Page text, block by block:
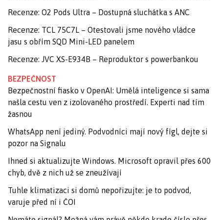
Recenze: O2 Pods Ultra – Dostupná sluchátka s ANC
Recenze: TCL 75C7L – Otestovali jsme nového vládce
jasu s obřím SQD Mini-LED panelem
Recenze: JVC XS-E934B – Reproduktor s powerbankou
BEZPEČNOST
Bezpečnostní fiasko v OpenAI: Umělá inteligence si sama
našla cestu ven z izolovaného prostředí. Experti nad tím
žasnou
WhatsApp není jediný. Podvodníci mají nový fígl, dejte si
pozor na Signalu
Ihned si aktualizujte Windows. Microsoft opravil přes 600
chyb, dvě z nich už se zneužívají
Tuhle klimatizaci si domů nepořizujte: je to podvod,
varuje před ní i ČOI